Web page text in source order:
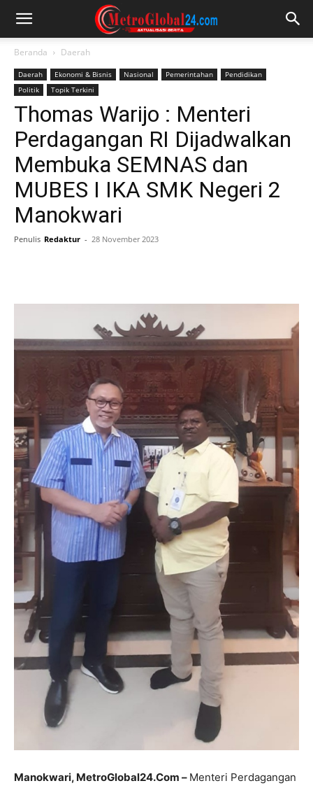
Beranda Daerah
Daerah Ekonomi & Bisnis Nasional Pemerintahan
Pendidikan
Politik
Topik Terkini
Thomas Warijo : Menteri
Perdagangan RI Dijadwalkan
Membuka SEMNAS dan
MUBES I IKA SMK Negeri 2
Manokwari
Penulis Redaktur - 28 November 2023
Manokwari, MetroGlobal24.Com – Menteri Perdagangan